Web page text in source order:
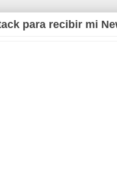
para recibir mi